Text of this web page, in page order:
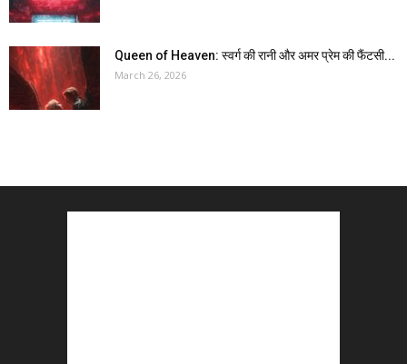
Queen of Heaven: स्वर्ग की रानी और अमर प्रेम की फैंटसी...
March 26, 2026